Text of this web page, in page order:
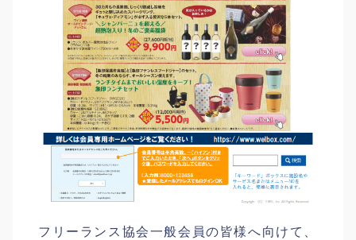
フリーランス協会一般会員の皆様へ向けて、